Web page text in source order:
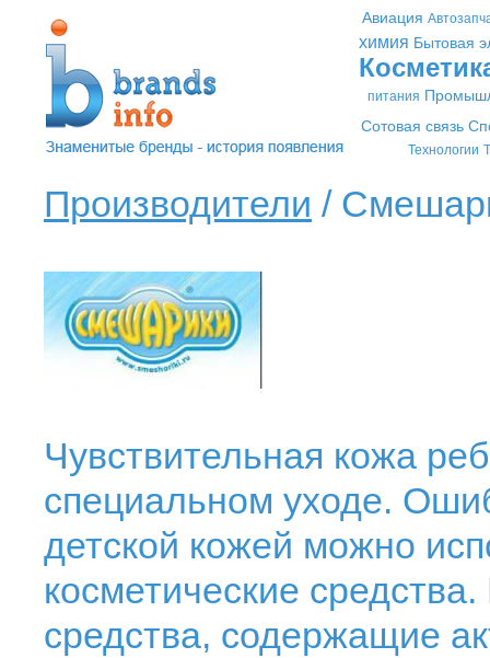
Авиация
химия Бытовая
питания
Сотовая связь
Технологии
Производители /
Чувствительная кожа
специальном уходе.
детской кожей можно
косметические
средства, содержащие